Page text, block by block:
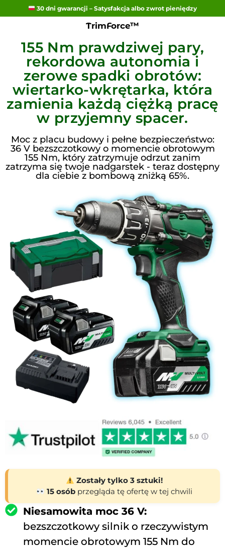
30 dni gwarancji – Satysfakcja albo zwrot pieniędzy
TrimForce™
155 Nm prawdziwej pary,
rekordowa autonomia i
zerowe spadki obrotów:
wiertarko-wkrętarka, która
zamienia każdą ciężką pracę
w przyjemny spacer.
Moc z placu budowy i pełne bezpieczeństwo:
36 V bezszczotkowy o momencie obrotowym
155 Nm, który zatrzymuje odrzut zanim
zatrzyma się twoje nadgarstek - teraz dostępny
dla ciebie z bombową zniżką 65%.
Zostały tylko 3 sztuki!
15 osóbprzegląda tę ofertę w tej chwili
Niesamowita moc 36 V:
bezszczotkowy silnik o rzeczywistym
momencie obrotowym 155 Nm do